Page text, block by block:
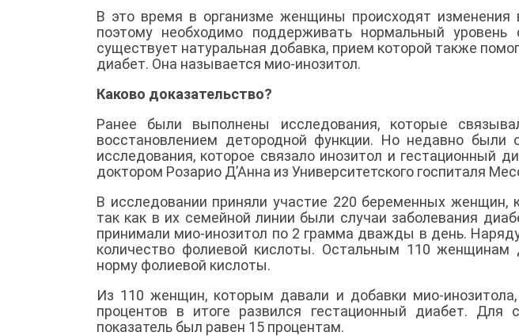
В это время в организме женщины происходят изменения
поэтому необходимо поддерживать нормальный
существует натуральная добавка, прием которой также
диабет. Она называется мио-инозитол.
Каково доказательство?
Ранее были выполнены исследования, которые
восстановлением детородной функции. Но недавно были
исследования, которое связало инозитол и гестационный
доктором Розарио Д’Анна из Университетского госпиталя
В исследовании приняли участие 220 беременных женщин,
так как в их семейной линии были случаи заболевания
принимали мио-инозитол по 2 грамма дважды в день.
количество фолиевой кислоты. Остальным 110 женщинам
норму фолиевой кислоты.
Из 110 женщин, которым давали и добавки мио-
процентов в итоге развился гестационный диабет. Для
показатель был равен 15 процентам.